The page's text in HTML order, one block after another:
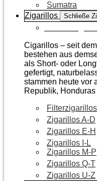
Sumatra
Zigarillos
Schließe
Cigarillos – seit
bestehen aus
als Short- oder
gefertigt,
stammen heute vor
Republik,
Filterzigarillos
Zigarillos A-D
Zigarillos E-H
Zigarillos I-L
Zigarillos M-P
Zigarillos Q-T
Zigarillos U-Z